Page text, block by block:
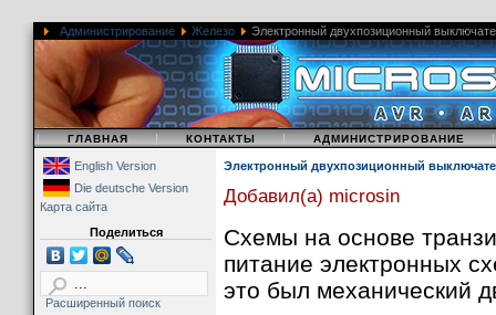
Администрирование Железо Электронный двухпозиционный
| ГЛАВНАЯ | КОНТАКТЫ | АДМИНИСТРИРОВАНИЕ
English Version
Die deutsche Version
Карта сайта
Поделиться
Расширенный поиск
Электронный двухпозиционный
Добавил(а) microsin
Схемы на основе
питание электронных
это был механический